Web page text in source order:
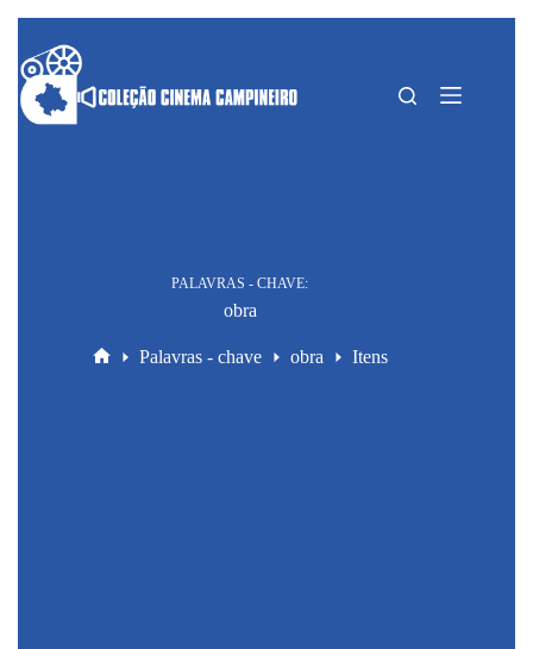
para
o
conteúdo
PALAVRAS - CHAVE
obra
Palavras - chave obra Itens